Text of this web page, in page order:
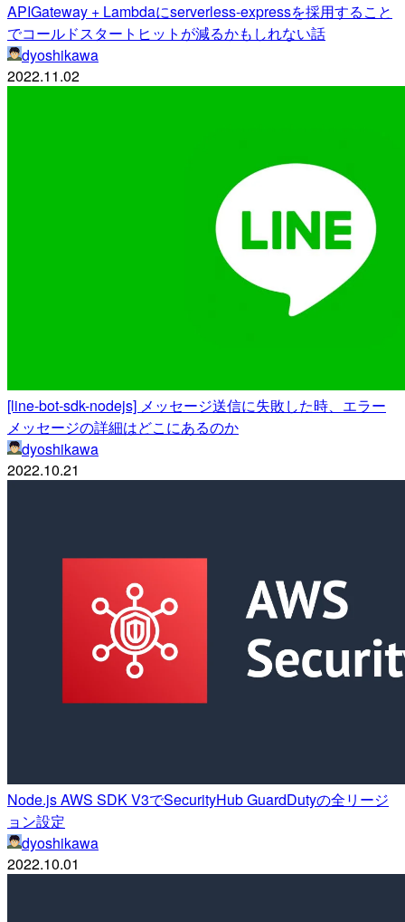
APIGateway + Lambdaにserverless-expressを採用すること
でコールドスタートヒットが減るかもしれない話
dyoshikawa
2022.11.02
[line-bot-sdk-nodejs] メッセージ送信に失敗した時、エラー
メッセージの詳細はどこにあるのか
dyoshikawa
2022.10.21
Node.js AWS SDK V3でSecurityHub GuardDutyの全リージ
ョン設定
dyoshikawa
2022.10.01